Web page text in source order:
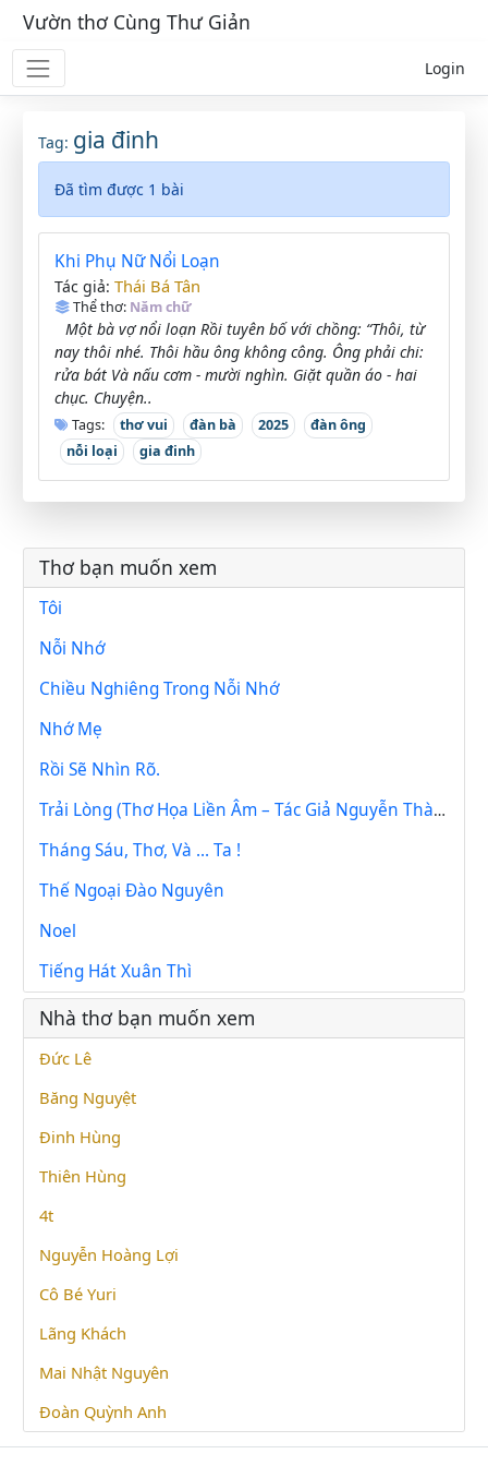
Vườn thơ Cùng Thư Giản
Login
Tag: gia đinh
Đã tìm được 1 bài
Khi Phụ Nữ Nổi Loạn
Tác giả: Thái Bá Tân
Thể thơ: Năm chữ
Một bà vợ nổi loạn Rồi tuyên bố với chồng: “Thôi, từ
nay thôi nhé. Thôi hầu ông không công. Ông phải chi:
rửa bát Và nấu cơm - mười nghìn. Giặt quần áo - hai
chục. Chuyện..
Tags: thơ vui đàn bà 2025
đàn ông
nỗi loại
gia đinh
Thơ bạn muốn xem
Tôi
Nỗi Nhớ
Chiều Nghiêng Trong Nỗi Nhớ
Nhớ Mẹ
Rồi Sẽ Nhìn Rõ.
Trải Lòng (Thơ Họa Liền Âm – Tác Giả Nguyễn Thành Sáng)
Tháng Sáu, Thơ, Và ... Ta !
Thế Ngoại Đào Nguyên
Noel
Tiếng Hát Xuân Thì
Nhà thơ bạn muốn xem
Đức Lê
Băng Nguyệt
Đinh Hùng
Thiên Hùng
4t
Nguyễn Hoàng Lợi
Cô Bé Yuri
Lãng Khách
Mai Nhật Nguyên
Đoàn Quỳnh Anh